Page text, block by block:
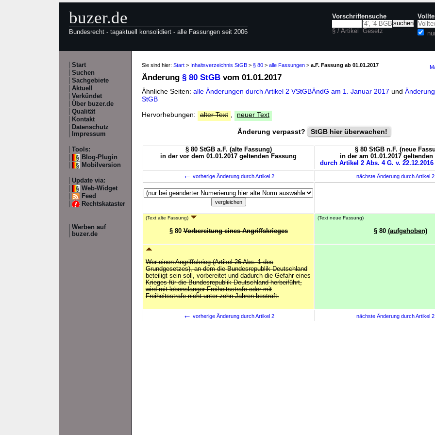
buzer.de
Bundesrecht - tagaktuell konsolidiert - alle Fassungen seit 2006
Vorschriftensuche
§ / Artikel Gesetz
Start
Suchen
Sachgebiete
Aktuell
Verkündet
Über buzer.de
Qualität
Kontakt
Datenschutz
Impressum
Tools:
Blog-Plugin
Mobilversion
Update via:
Web-Widget
Feed
Rechtskataster
Werben auf
buzer.de
Sie sind hier: Start > Inhaltsverzeichnis StGB > § 80 > alle Fassungen > a.F. Fassung ab 01.01.2017
Änderung § 80 StGB vom 01.01.2017
Ähnliche Seiten: alle Änderungen durch Artikel 2 VStGBÄndG am 1. Januar 2017 und
StGB
Hervorhebungen:
alter Text neuer Text
Änderung verpasst? StGB hier überwachen!
§ 80 StGB a.F. (alte Fassung)
in der vor dem 01.01.2017 geltenden Fassung
§ 80 StGB n.F. (neue
in der am 01.01.2017
durch Artikel 2 Abs. 4 G. v.
← vorherige Änderung durch Artikel 2 nächste Änderung durch Artikel
(Text alte Fassung)
§ 80Vorbereitung eines Angriffskrieges
(Text neue Fassung)
§ 80 (aufgehoben)
Wer einen Angriffskrieg (Artikel 26 Abs. 1 des
Grundgesetzes), an dem die Bundesrepublik Deutschland
beteiligt sein soll, vorbereitet und dadurch die Gefahr eines
Krieges für die Bundesrepublik Deutschland herbeiführt,
wird mit lebenslanger Freiheitsstrafe oder mit
Freiheitsstrafe nicht unter zehn Jahren bestraft.
← vorherige Änderung durch Artikel 2 nächste Änderung durch Artikel